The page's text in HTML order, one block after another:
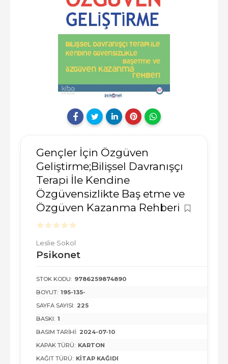
Gençler İçin Özgüven
Geliştirme;Bilişsel Davranışçı
Terapi İle Kendine
Özgüvensizlikte Baş etme ve
Özgüven Kazanma Rehberi
Leslie Sokol
Psikonet
STOK KODU: 9786259874890
BOYUT: 195-135-
SAYFA SAYISI: 225
BASKI: 1
BASIM TARIHI: 2024-07-10
KAPAK TÜRÜ: KARTON
KAĞIT TÜRÜ: KITAP KAĞIDI